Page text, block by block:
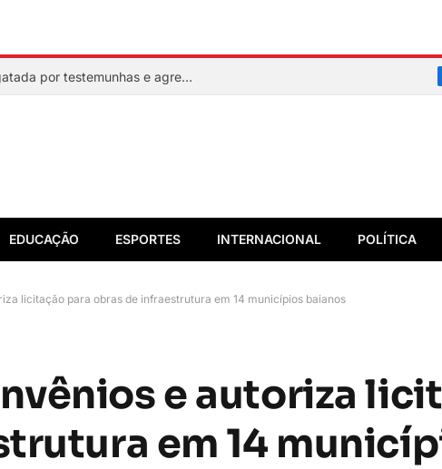
Mulher faz sinal de socorro, é resgatada por testemunhas e agressor acaba preso em flagrante
EDUCAÇÃO ESPORTES INTERNACIONAL POLÍTICA
licitação para obras de infraestrutura em 14 municípios baianos
e autoriza
em 14